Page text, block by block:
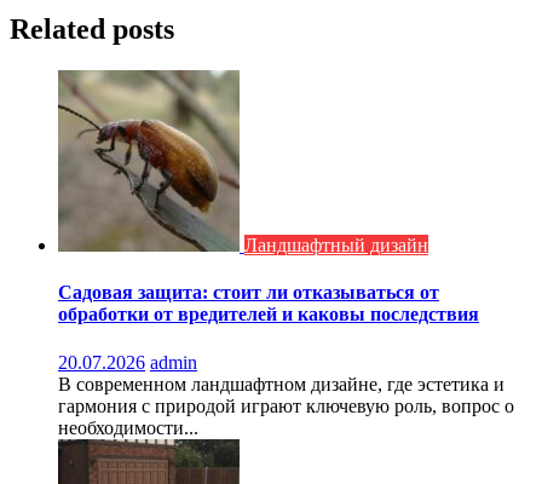
Related posts
Ландшафтный дизайн
Садовая защита: стоит ли отказываться от
обработки от вредителей и каковы последствия
20.07.2026 admin
В современном ландшафтном дизайне, где эстетика и
гармония с природой играют ключевую роль, вопрос о
необходимости...